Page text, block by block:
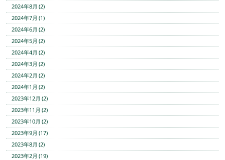
2024年8月 (2)
2024年7月 (1)
2024年6月 (2)
2024年5月 (2)
2024年4月 (2)
2024年3月 (2)
2024年2月 (2)
2024年1月 (2)
2023年12月 (2)
2023年11月 (2)
2023年10月 (2)
2023年9月 (17)
2023年8月 (2)
2023年2月 (19)